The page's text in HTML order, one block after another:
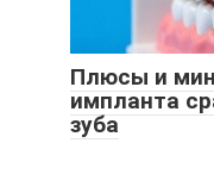
Плюсы и
импланта
зуба